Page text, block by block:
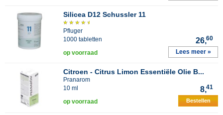
Silicea D12 Schussler 11
Pfluger
1000 tabletten
26,60
op voorraad Lees meer »
Citroen - Citrus Limon Essentiële Olie B...
Pranarom
10 ml
8,41
op voorraad Bestellen